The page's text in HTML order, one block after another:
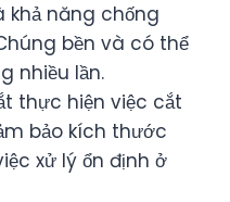
khả năng chống
bền và có thể
nhiều lần.
thực hiện việc cắt
bảo kích thước
xử lý ổn định ở